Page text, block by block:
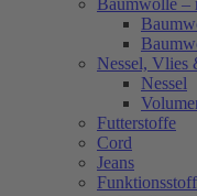
Baumwolle –
Nessel, Vlies
Nessel
Futterstoffe
Cord
Jeans